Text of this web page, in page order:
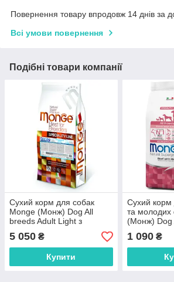
Повернення товару впродовж 14 днів за
Всі умови повернення
Подібні товари компанії
Сухий корм для собак
Monge (Монж) Dog All
breeds Adult Light з
лососем та рисом 15 кг
5 050 ₴
Купити
Сухий корм
та молодих
(Монж) Dog
Puppy &
кг
1 090₴